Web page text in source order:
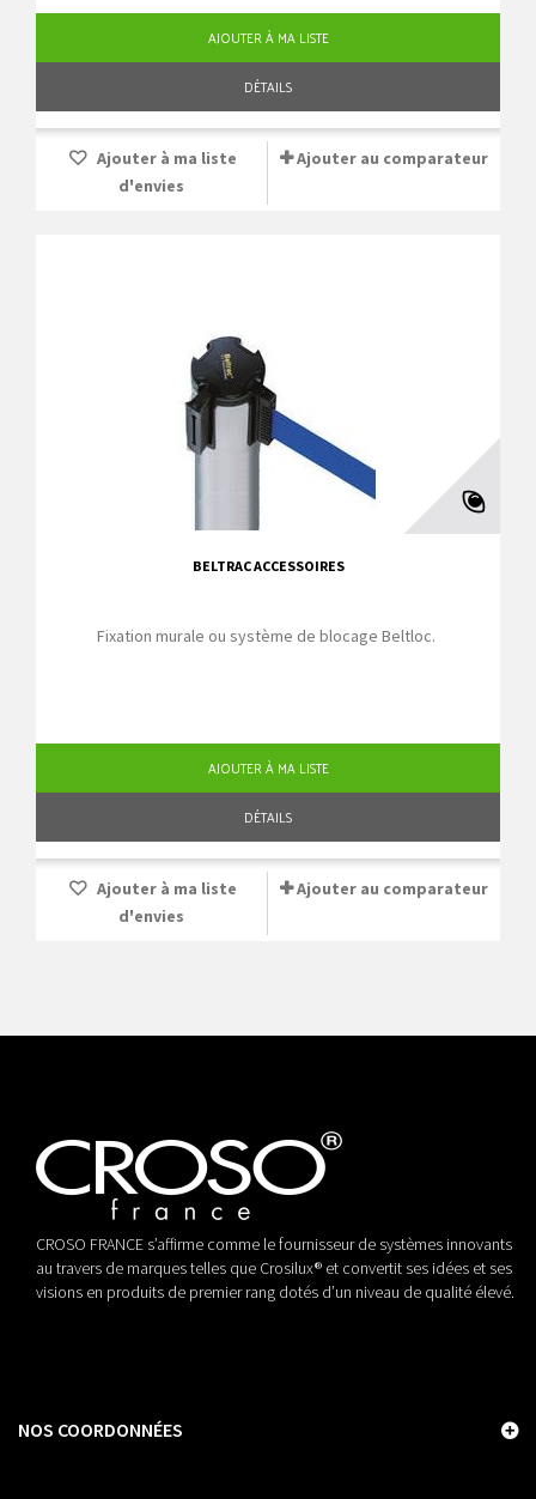
AJOUTER À MA LISTE
DÉTAILS
Ajouter à ma liste
d'envies
Ajouter au comparateur
BELTRAC ACCESSOIRES
Fixation murale ou système de blocage Beltloc.
AJOUTER À MA LISTE
DÉTAILS
Ajouter à ma liste
d'envies
Ajouter au comparateur
CROSO FRANCE s’affirme comme le fournisseur de systèmes innovants
au travers de marques telles que Crosilux® et convertit ses idées et ses
visions en produits de premier rang dotés d’un niveau de qualité élevé.
NOS COORDONNÉES